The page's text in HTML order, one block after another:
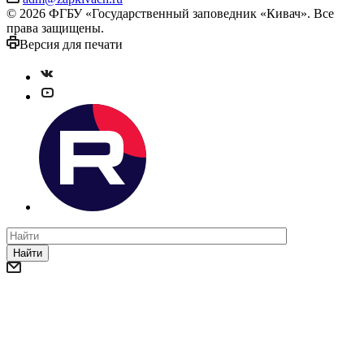
© 2026 ФГБУ «Государственный заповедник «Кивач». Все
права защищены.
Версия для печати
Найти